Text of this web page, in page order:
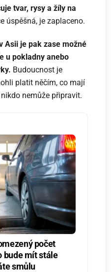
tvar, rysy a žíly na
úspěšná, je zaplaceno.
Asii je pak zase možné
u pokladny anebo
Budoucnost je
platit něčím, co mají
nemůže připravit.
počet
bude mít stále
smůlu